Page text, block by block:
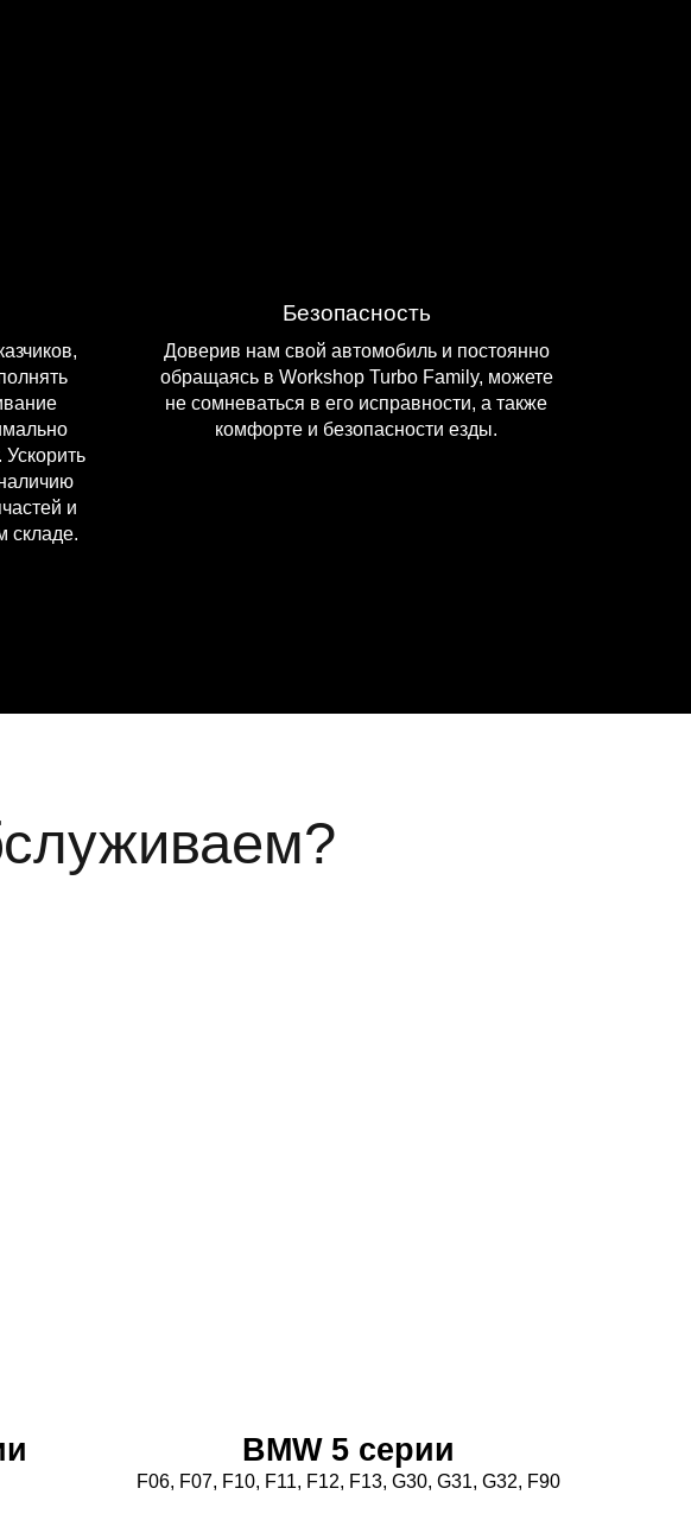
Ускорить
и
складе.
Безопасность
Доверив нам свой автомобиль и постоянно
обращаясь в Workshop Turbo Family, можете
не сомневаться в его исправности, а также
комфорте и безопасности езды.
BMW 5 серии
F06, F07, F10, F11, F12, F13, G30, G31, G32, F90